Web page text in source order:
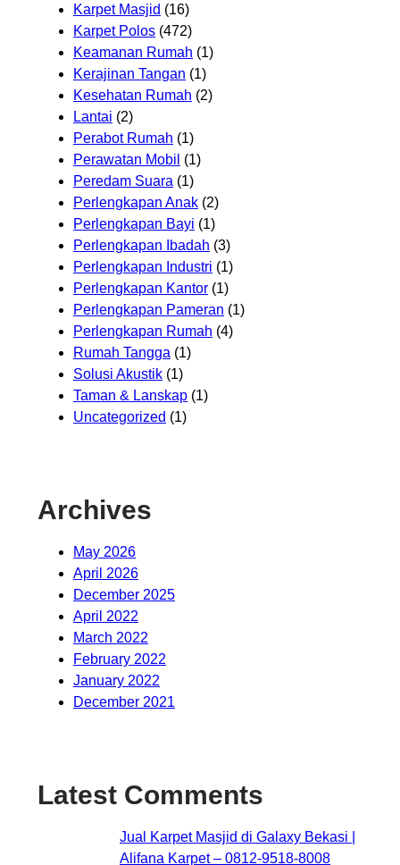
Karpet Masjid (16)
Karpet Polos (472)
Keamanan Rumah (1)
Kerajinan Tangan (1)
Kesehatan Rumah (2)
Lantai (2)
Perabot Rumah (1)
Perawatan Mobil (1)
Peredam Suara (1)
Perlengkapan Anak (2)
Perlengkapan Bayi (1)
Perlengkapan Ibadah (3)
Perlengkapan Industri (1)
Perlengkapan Kantor (1)
Perlengkapan Pameran (1)
Perlengkapan Rumah (4)
Rumah Tangga (1)
Solusi Akustik (1)
Taman & Lanskap (1)
Uncategorized (1)
Archives
May 2026
April 2026
December 2025
April 2022
March 2022
February 2022
January 2022
December 2021
Latest Comments
Jual Karpet Masjid di Galaxy Bekasi |
Alifana Karpet – 0812-9518-8008